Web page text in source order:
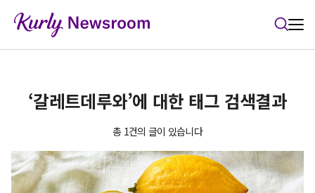
‘갈레트데루와’에 대한 태그 검색결과
총 1건의 글이 있습니다